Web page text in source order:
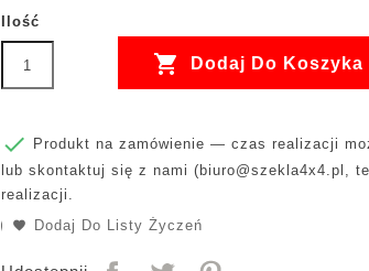
Ilość
 Dodaj Do Koszyka

Produkt na zamówienie — czas realizacji
lub skontaktuj się z nami ( biuro@szekla4x4.pl ,
realizacji.
Dodaj Do Listy Życzeń